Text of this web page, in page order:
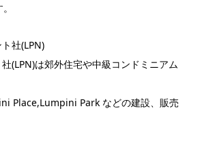
社(LPN)
(LPN)は郊外住宅や中級コンドミニアム
Place,Lumpini Park などの建設、販売